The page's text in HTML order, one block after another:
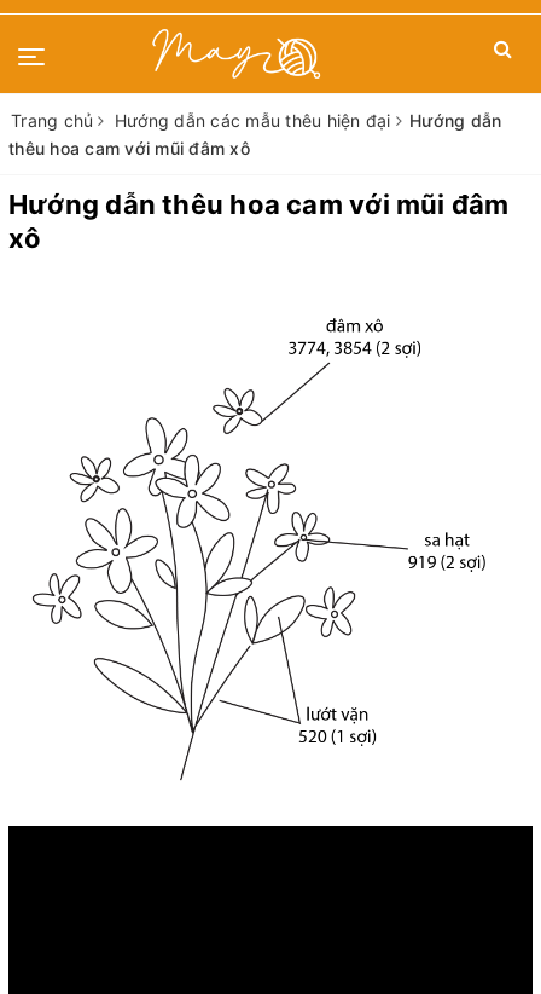
Trang chủ Hướng dẫn các mẫu thêu hiện đại
Hướng dẫn
thêu hoa cam với mũi đâm xô
Hướng dẫn thêu hoa cam với mũi đâm
xô